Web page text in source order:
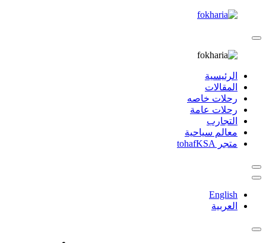
الرئيسية
المقالات
رحلات خاصه
رحلات عامة
التجارب
معالم سياحية
متجر tohafKSA
English
العربية